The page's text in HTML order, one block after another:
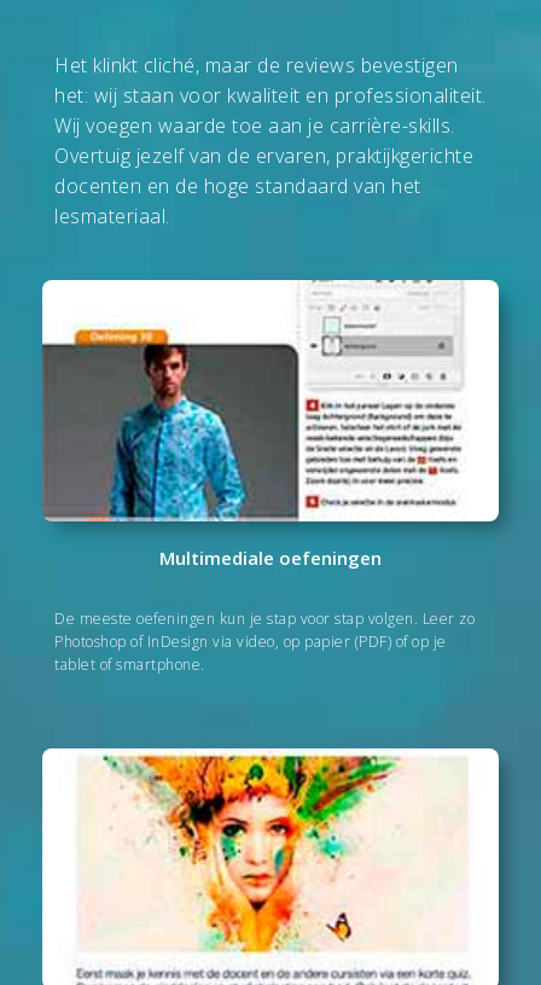
Het klinkt cliché, maar de reviews bevestigen
het: wij staan voor kwaliteit en professionaliteit.
Wij voegen waarde toe aan je carrière-skills.
Overtuig jezelf van de ervaren, praktijk­gerichte
docenten en de hoge stan­daard van het
lesmateriaal.
Multimediale oefeningen
De meeste oefeningen kun je stap voor stap volgen. Leer zo
Photoshop of InDesign via vi­deo, op papier (PDF) of op je
tablet of smart­phone.